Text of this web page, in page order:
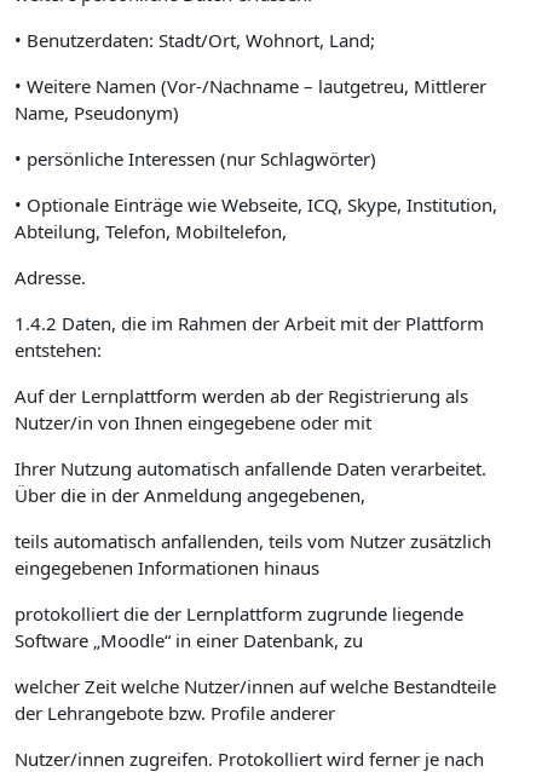
• Benutzerdaten: Stadt/Ort, Wohnort, Land;
• Weitere Namen (Vor-/Nachname – lautgetreu, Mittlerer
Name, Pseudonym)
• persönliche Interessen (nur Schlagwörter)
• Optionale Einträge wie Webseite, ICQ, Skype, Institution,
Abteilung, Telefon, Mobiltelefon,
Adresse.
1.4.2 Daten, die im Rahmen der Arbeit mit der Plattform
entstehen:
Auf der Lernplattform werden ab der Registrierung als
Nutzer/in von Ihnen eingegebene oder mit
Ihrer Nutzung automatisch anfallende Daten verarbeitet.
Über die in der Anmeldung angegebenen,
teils automatisch anfallenden, teils vom Nutzer zusätzlich
eingegebenen Informationen hinaus
protokolliert die der Lernplattform zugrunde liegende
Software „Moodle“ in einer Datenbank, zu
welcher Zeit welche Nutzer/innen auf welche Bestandteile
der Lehrangebote bzw. Profile anderer
Nutzer/innen zugreifen. Protokolliert wird ferner je nach